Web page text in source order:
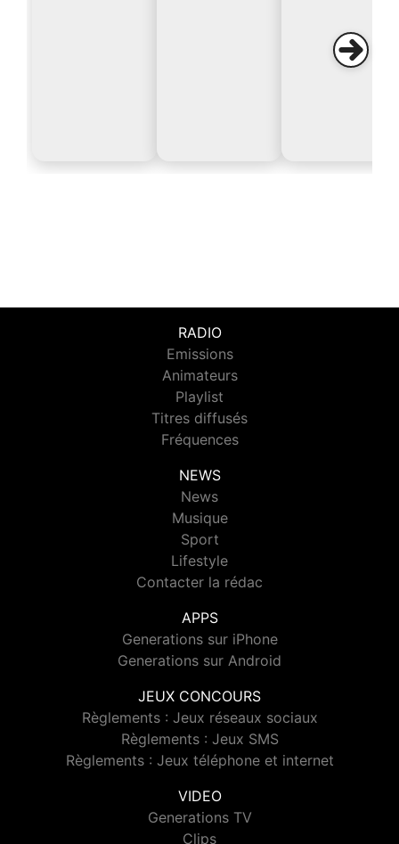
RADIO
Emissions
Animateurs
Playlist
Titres diffusés
Fréquences
NEWS
News
Musique
Sport
Lifestyle
Contacter la rédac
APPS
Generations sur iPhone
Generations sur Android
JEUX CONCOURS
Règlements : Jeux réseaux sociaux
Règlements : Jeux SMS
Règlements : Jeux téléphone et internet
VIDEO
Generations TV
Clips